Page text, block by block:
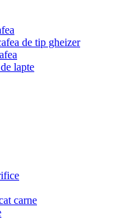
de tip gheizer
lapte
carne